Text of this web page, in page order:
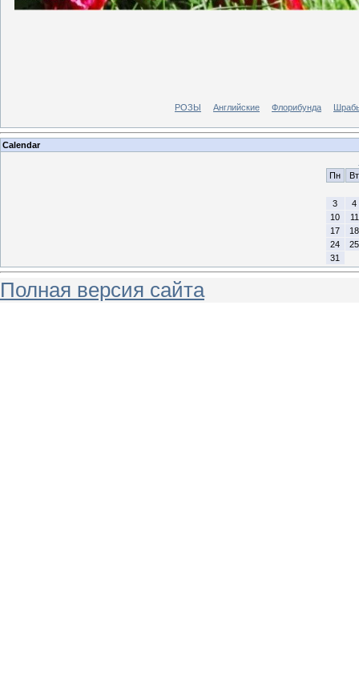
РОЗЫ Английские Флорибунда
Calendar
Пн
Вт
3
4
10
11
17
18
24
25
31
Полная версия сайта